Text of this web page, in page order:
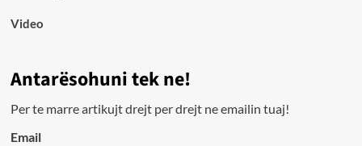
Video
Antarësohuni tek ne!
Per te marre artikujt drejt per drejt ne emailin tuaj!
Email